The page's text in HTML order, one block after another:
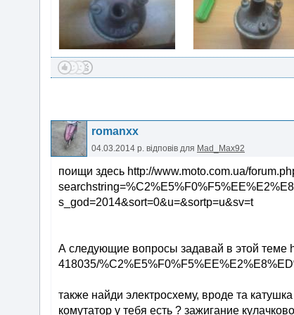
romanxx
04.03.2014 р. відповів для Mad_Max92
поищи здесь http://www.moto.com.ua/
s_god=2014&sort=0&u=&sortp=u&sv=t
А следующие вопросы задавай в этой теме
418035/
также найди электросхему, вроде та катушка
комутатор у тебя есть ? зажигание